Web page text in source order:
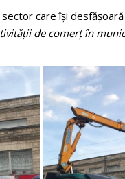
care își
de comerț în